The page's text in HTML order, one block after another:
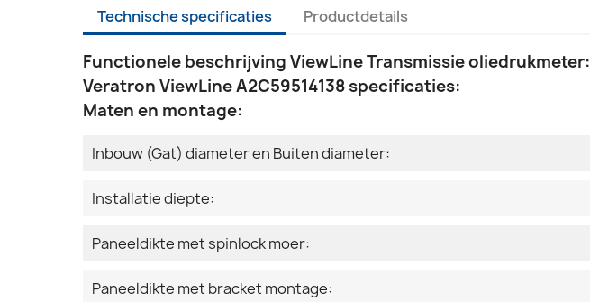
Technische specificaties Productdetails
Functionele beschrijving ViewLine Transmissie oliedrukmeter:
Veratron ViewLine A2C59514138 specificaties:
Maten en montage:
Inbouw (Gat) diameter en Buiten diameter:
Installatie diepte:
Paneeldikte met spinlock moer:
Paneeldikte met bracket montage: